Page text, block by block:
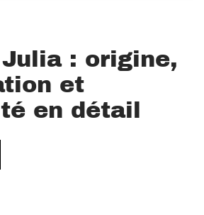
: origine,
et
en détail